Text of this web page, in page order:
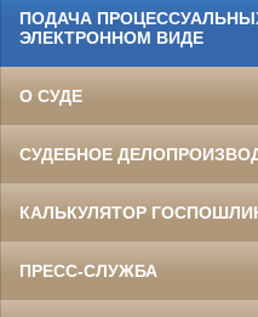
ПОДАЧА
ЭЛЕКТРОННОМ ВИДЕ
О СУДЕ
СУДЕБНОЕ
КАЛЬКУЛЯТОР
ПРЕСС-СЛУЖБА